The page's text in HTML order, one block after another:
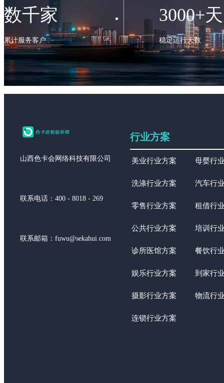
数千家
累计服务客户
3000+天
稳定运行天数
山西色卡会网络科技有限公司
联系电话：400 - 8018 - 269
联系邮箱：fuwu@sekahui.com
行业方案
美业行业方案 母婴行
洗涤行业方案 汽车行
零售行业方案 租借行
公共行业方案 培训行
诊所医馆方案 餐饮行
娱乐行业方案 到家行
摄影行业方案 物流行
连锁行业方案